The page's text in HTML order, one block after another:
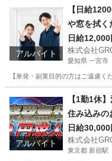
軽作業
アルバイト
【日給
や窓を拭く
日給12,000
株式会社
愛知県 一宮市
【単発・副業目的の方はご遠慮
清掃 短
アルバイト
【1勤1休
住み込みの
躍中！
日給30,000
株式会社
東京都 新宿駅